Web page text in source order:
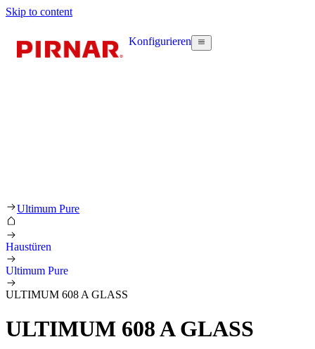
Skip to content
Konfigurieren
Ultimum Pure
Haustüren
Ultimum Pure
ULTIMUM 608 A GLASS
ULTIMUM 608 A GLASS